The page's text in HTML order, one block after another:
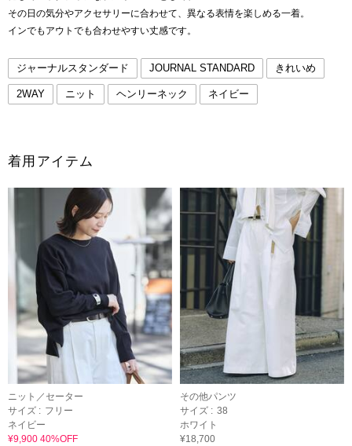
その日の気分やアクセサリーに合わせて、異なる表情を楽しめる一着。
インでもアウトでも合わせやすい丈感です。
ジャーナルスタンダード JOURNAL STANDARD きれいめ
2WAY ニット ヘンリーネック ネイビー
着用アイテム
ニット／セーター
サイズ : フリー
ネイビー
¥9,900 40%OFF
その他パンツ
サイズ : 38
ホワイト
¥18,700